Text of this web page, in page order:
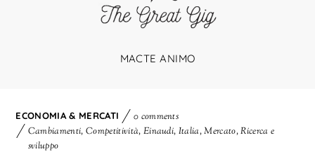
MACTE ANIMO
ECONOMIA & MERCATI
0 comments
Cambiamenti, Competitività, Einaudi, Italia,Mercato,Ricerca e
sviluppo